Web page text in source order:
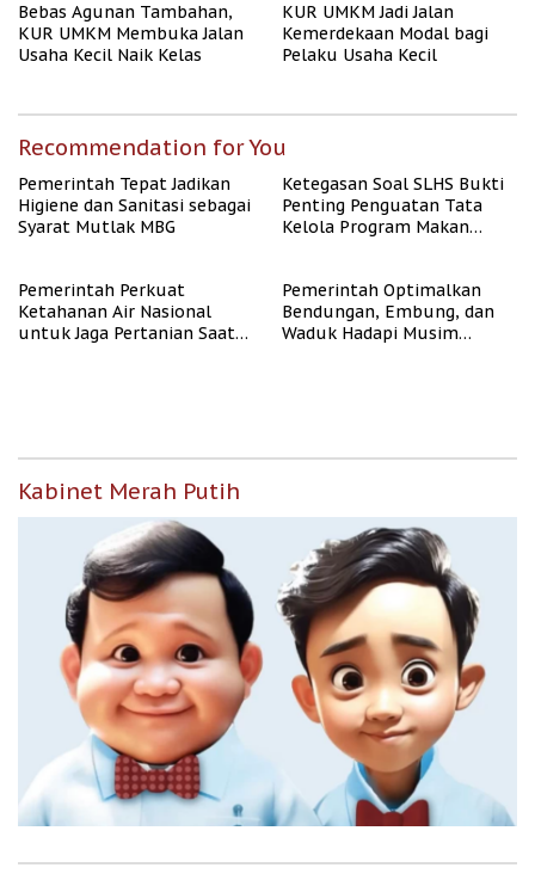
Bebas Agunan Tambahan,
KUR UMKM Membuka Jalan
Usaha Kecil Naik Kelas
KUR UMKM Jadi Jalan
Kemerdekaan Modal bagi
Pelaku Usaha Kecil
Recommendation for You
Pemerintah Tepat Jadikan
Higiene dan Sanitasi sebagai
Syarat Mutlak MBG
Ketegasan Soal SLHS Bukti
Penting Penguatan Tata
Kelola Program Makan
Pemerintah Perkuat
Ketahanan Air Nasional
untuk Jaga Pertanian Saat
Pemerintah Optimalkan
Bendungan, Embung, dan
Waduk Hadapi Musim
Kabinet Merah Putih